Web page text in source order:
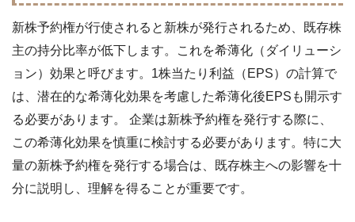
新株予約権が行使されると新株が発行されるため、既存株
主の持分比率が低下します。これを希薄化（ダイリューシ
ョン）効果と呼びます。1株当たり利益（EPS）の計算で
は、潜在的な希薄化効果を考慮した希薄化後EPSも開示す
る必要があります。 企業は新株予約権を発行する際に、
この希薄化効果を慎重に検討する必要があります。特に大
量の新株予約権を発行する場合は、既存株主への影響を十
分に説明し、理解を得ることが重要です。